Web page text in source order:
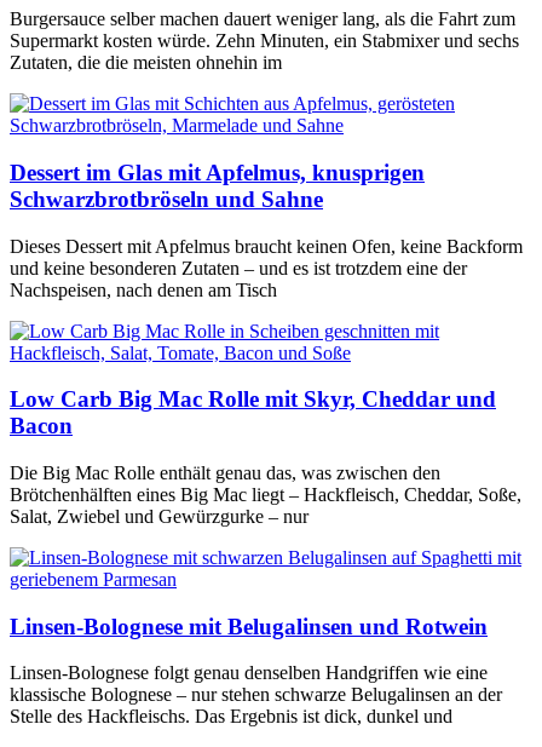
Burgersauce selber machen dauert weniger lang, als die Fahrt zum
Supermarkt kosten würde. Zehn Minuten, ein Stabmixer und sechs
Zutaten, die die meisten ohnehin im
Dessert im Glas mit Apfelmus, knusprigen
Schwarzbrotbröseln und Sahne
Dieses Dessert mit Apfelmus braucht keinen Ofen, keine Backform
und keine besonderen Zutaten – und es ist trotzdem eine der
Nachspeisen, nach denen am Tisch
Low Carb Big Mac Rolle mit Skyr, Cheddar und
Bacon
Die Big Mac Rolle enthält genau das, was zwischen den
Brötchenhälften eines Big Mac liegt – Hackfleisch, Cheddar, Soße,
Salat, Zwiebel und Gewürzgurke – nur
Linsen-Bolognese mit Belugalinsen und Rotwein
Linsen-Bolognese folgt genau denselben Handgriffen wie eine
klassische Bolognese – nur stehen schwarze Belugalinsen an der
Stelle des Hackfleischs. Das Ergebnis ist dick, dunkel und